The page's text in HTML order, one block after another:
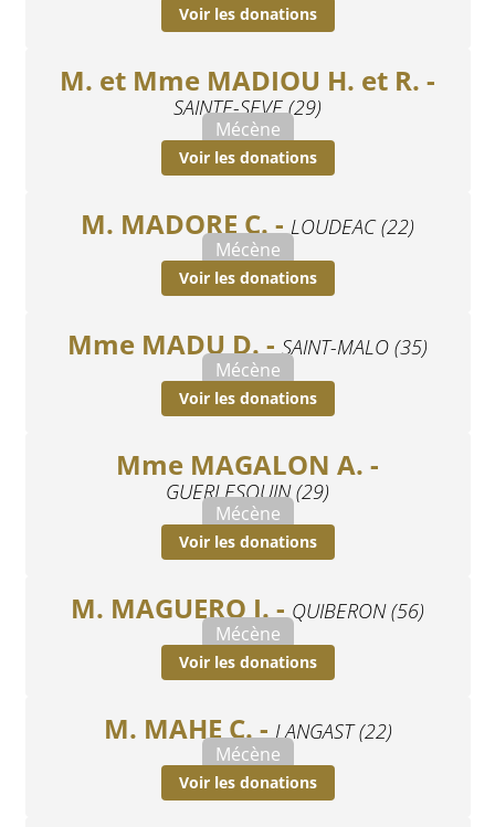
Voir les donations
M. et Mme MADIOU H. et R. -
SAINTE-SEVE (29)
Mécène
Voir les donations
M. MADORE C. -LOUDEAC (22)
Mécène
Voir les donations
Mme MADU D. -SAINT-MALO (35)
Mécène
Voir les donations
Mme MAGALON A. -
GUERLESQUIN (29)
Mécène
Voir les donations
M. MAGUERO J. -QUIBERON (56)
Mécène
Voir les donations
M. MAHE C. -LANGAST (22)
Mécène
Voir les donations